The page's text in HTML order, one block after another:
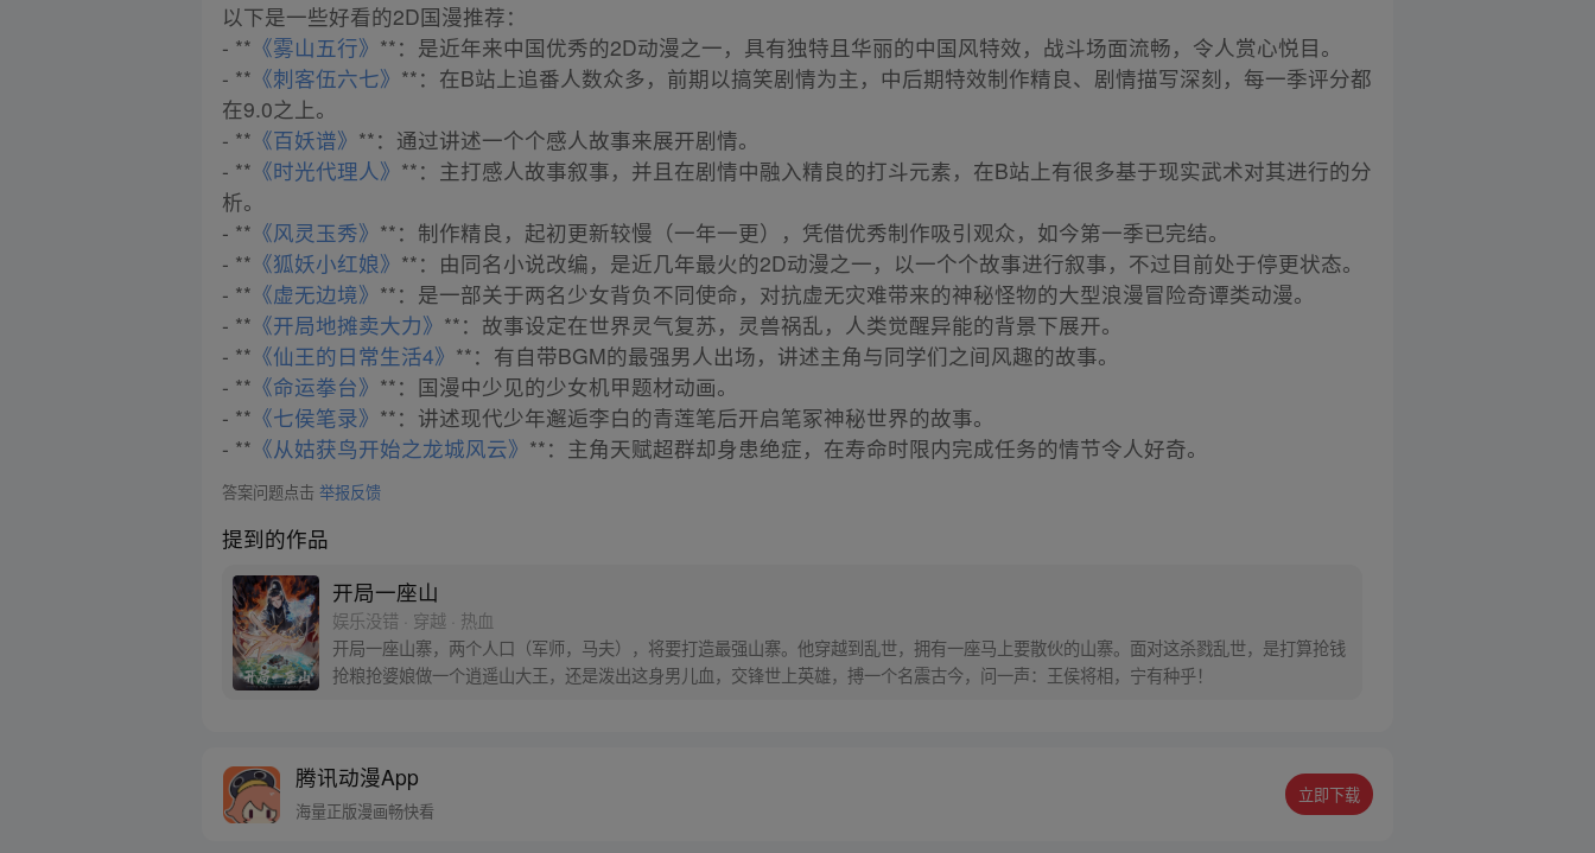
以下是一些好看的2D国漫推荐：
- ** 《雾山五行》 **：是近年来中国优秀的2D动漫之一，具有独特且华丽的中国风特效，战斗场面流畅，令人赏心悦目。
- ** 《刺客伍六七》 **：在B站上追番人数众多，前期以搞笑剧情为主，中后期特效制作精良、剧情描写深刻，每一季评分都
在9.0之上。
- ** 《百妖谱》 **：通过讲述一个个感人故事来展开剧情。
- ** 《时光代理人》 **：主打感人故事叙事，并且在剧情中融入精良的打斗元素，在B站上有很多基于现实武术对其进行的分
析。
- ** 《风灵玉秀》 **：制作精良，起初更新较慢（一年一更），凭借优秀制作吸引观众，如今第一季已完结。
- ** 《狐妖小红娘》 **：由同名小说改编，是近几年最火的2D动漫之一，以一个个故事进行叙事，不过目前处于停更状态。
- ** 《虚无边境》 **：是一部关于两名少女背负不同使命，对抗虚无灾难带来的神秘怪物的大型浪漫冒险奇谭类动漫。
- ** 《开局地摊卖大力》 **：故事设定在世界灵气复苏，灵兽祸乱，人类觉醒异能的背景下展开。
- ** 《仙王的日常生活4》 **：有自带BGM的最强男人出场，讲述主角与同学们之间风趣的故事。
- ** 《命运拳台》 **：国漫中少见的少女机甲题材动画。
- ** 《七侯笔录》 **：讲述现代少年邂逅李白的青莲笔后开启笔冢神秘世界的故事。
- ** 《从姑获鸟开始之龙城风云》 **：主角天赋超群却身患绝症，在寿命时限内完成任务的情节令人好奇。
答案问题点击举报反馈
提到的作品
开局一座山
娱乐没错 · 穿越 · 热血
开局一座山寨，两个人口（军师，马夫），将要打造最强山寨。他穿越到乱世，拥有一座马上要散伙的山寨。面对这杀戮乱世，是打算抢钱
抢粮抢婆娘做一个逍遥山大王，还是泼出这身男儿血，交锋世上英雄，搏一个名震古今，问一声：王侯将相，宁有种乎！
腾讯动漫App
海量正版漫画畅快看
立即下载